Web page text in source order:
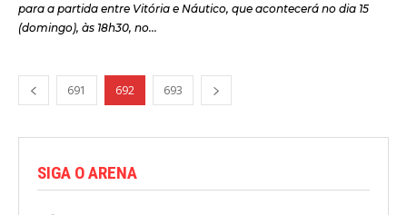
para a partida entre Vitória e Náutico, que acontecerá no dia 15
(domingo), às 18h30, no...
691 692 693
SIGA O ARENA